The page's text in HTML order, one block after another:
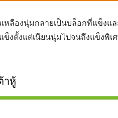
เหลืองนุ่มกลายเป็นบล็อกที่แข็ง
ข็งตั้งแต่เนียนนุ่มไปจนถึงแข็ง
าหู้